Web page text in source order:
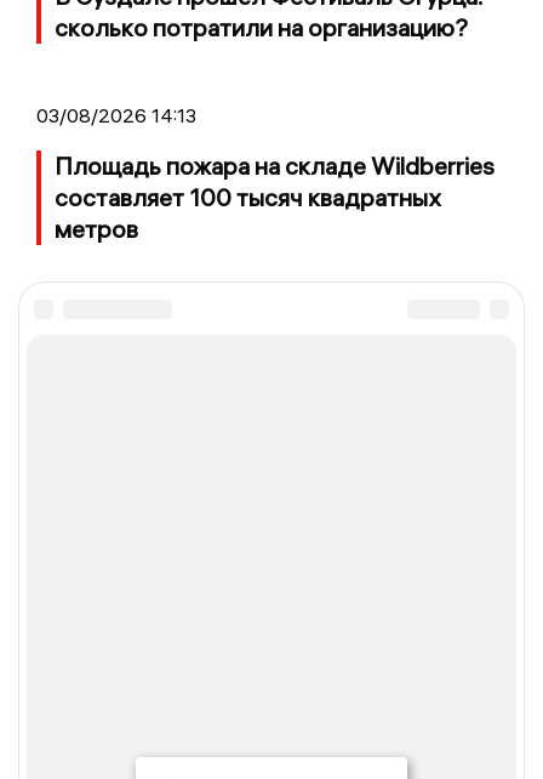
сколько потратили на организацию?
03/08/2026 14:13
Площадь пожара на складе Wildberries
составляет 100 тысяч квадратных
метров